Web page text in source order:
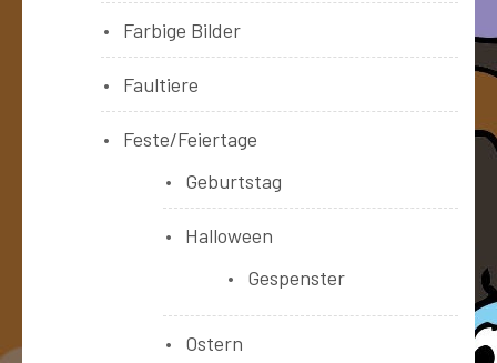
Farbige Bilder
Faultiere
Feste/Feiertage
Geburtstag
Halloween
Gespenster
Ostern